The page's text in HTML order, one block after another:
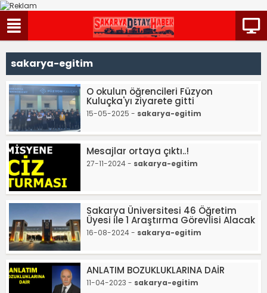
sakarya-egitim
O okulun öğrencileri Füzyon
Kuluçka'yı ziyarete gitti
15-05-2025 - sakarya-egitim
Mesajlar ortaya çıktı..!
27-11-2024 - sakarya-egitim
Sakarya Üniversitesi 46 Öğretim
Üyesi ile 1 Araştırma Görevlisi Alacak
16-08-2024 - sakarya-egitim
ANLATIM BOZUKLUKLARINA DAİR
11-04-2023 - sakarya-egitim